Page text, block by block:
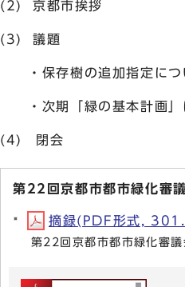
(2) 京都市挨拶
(3) 議題
・保存樹の追加指定につ
・次期「緑の基本計画」
(4) 閉会
第22回京都市都市緑化審
摘録(PDF形式,
第22回京都市都市緑化審